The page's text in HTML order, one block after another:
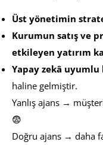
Üst yönetimin
Kurumun satış ve
etkileyen yatırım
Yapay zekâ
haline gelmiştir.
Yanlış ajans →
😨
Doğru ajans → daha